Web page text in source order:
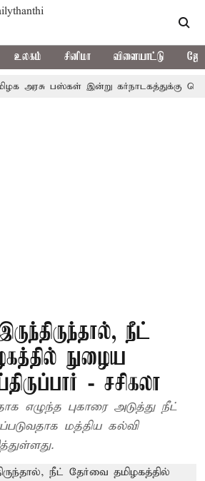
உலகம் சினிமா விளையாட்டு
பஸ்கள் இன்று கர்நாடகத்துக்கு
நீட்
நுழைய
- சசிகலா
எழுந்த புகாரை அடுத்து நீட்
மத்திய கல்வி